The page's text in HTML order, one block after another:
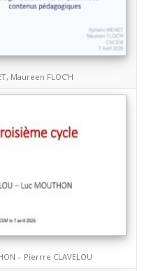
Maureen FLOC’H
– Pierrre CLAVELOU